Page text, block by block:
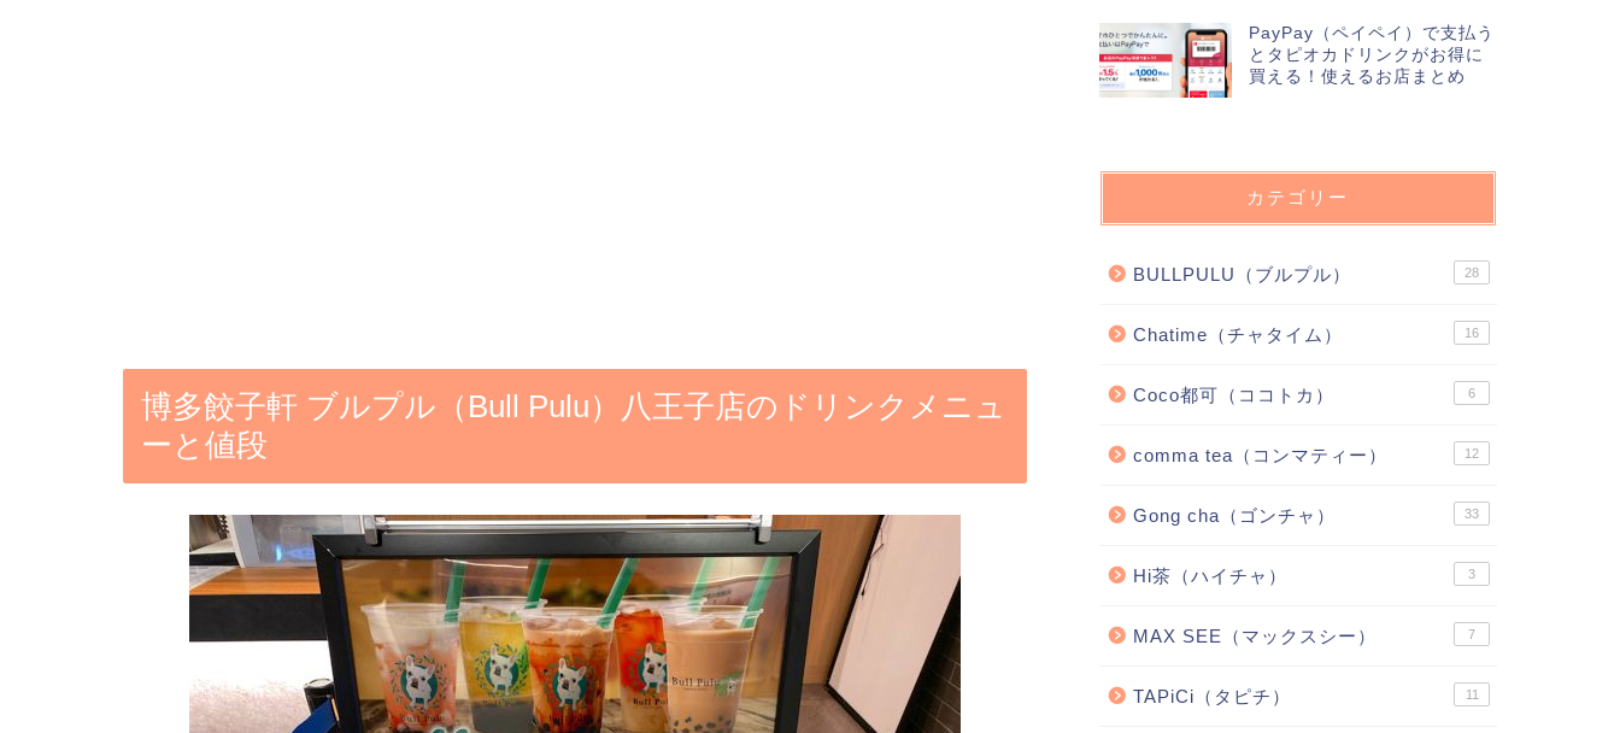
博多餃子軒 ブルプル（Bull Pulu）八王子店のドリンクメニュ
ーと値段
PayPay（ペイペイ）で支払う
とタピオカドリンクがお得に
買える！使えるお店まとめ
カテゴリー
BULLPULU（ブルプル） 28
Chatime（チャタイム） 16
Coco都可（ココトカ） 6
comma tea（コンマティー） 12
Gong cha（ゴンチャ） 33
Hi茶（ハイチャ） 3
MAX SEE（マックスシー） 7
TAPiCi（タピチ） 11